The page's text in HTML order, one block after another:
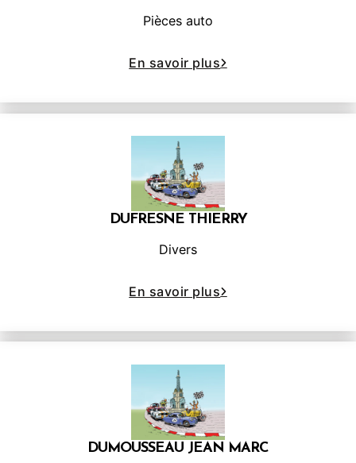
Pièces auto
En savoir plus
DUFRESNE THIERRY
Divers
En savoir plus
DUMOUSSEAU JEAN MARC